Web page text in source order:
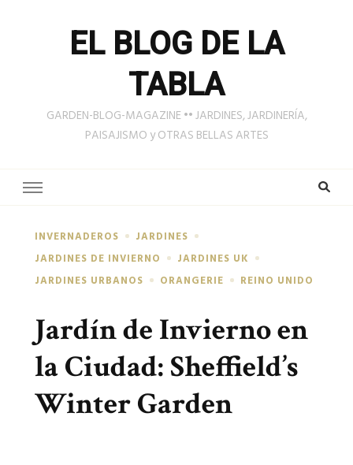
EL BLOG DE LA
TABLA
GARDEN-BLOG-MAGAZINE •• JARDINES, JARDINERÍA,
PAISAJISMO y OTRAS BELLAS ARTES
INVERNADEROS
JARDINES
JARDINES DE INVIERNO
JARDINES UK
JARDINES URBANOS
ORANGERIE REINO UNIDO
Jardín de Invierno en
la Ciudad: Sheffield’s
Winter Garden